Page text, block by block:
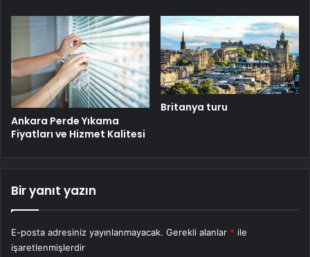
Ankara Perde Yıkama
Fiyatları ve Hizmet Kalitesi
Britanya turu
Bir yanıt yazın
E-posta adresiniz yayınlanmayacak. Gerekli alanlar * ile
işaretlenmişlerdir